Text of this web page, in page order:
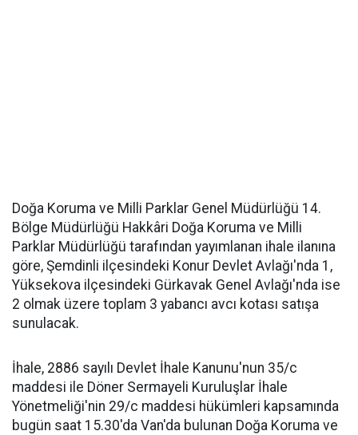
Doğa Koruma ve Milli Parklar Genel Müdürlüğü 14.
Bölge Müdürlüğü Hakkâri Doğa Koruma ve Milli
Parklar Müdürlüğü tarafından yayımlanan ihale ilanına
göre, Şemdinli ilçesindeki Konur Devlet Avlağı'nda 1,
Yüksekova ilçesindeki Gürkavak Genel Avlağı'nda ise
2 olmak üzere toplam 3 yabancı avcı kotası satışa
sunulacak.
İhale, 2886 sayılı Devlet İhale Kanunu'nun 35/c
maddesi ile Döner Sermayeli Kuruluşlar İhale
Yönetmeliği'nin 29/c maddesi hükümleri kapsamında
bugün saat 15.30'da Van'da bulunan Doğa Koruma ve